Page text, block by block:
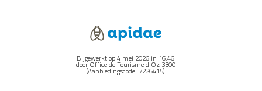
Bijgewerkt op 4 mei 2026 in 16:46
door Office de Tourisme d'Oz 3300
(Aanbiedingscode: 7226415)